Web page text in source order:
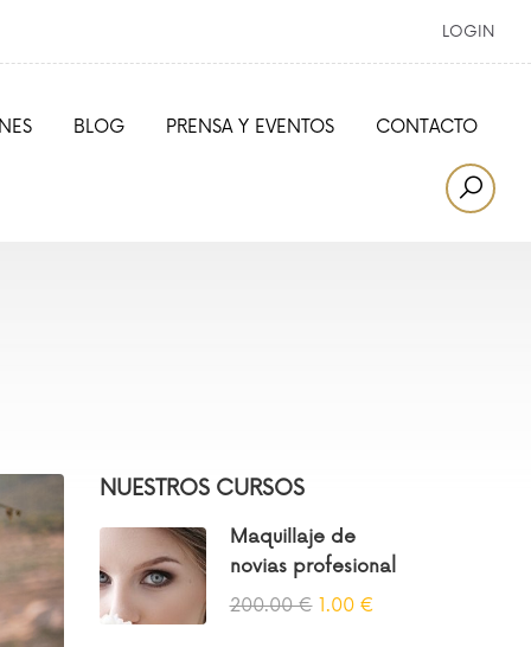
LOGIN
BLOG PRENSA Y EVENTOS CONTACTO
NUESTROS CURSOS
Maquillaje de
novias profesional
200.00 €1.00 €